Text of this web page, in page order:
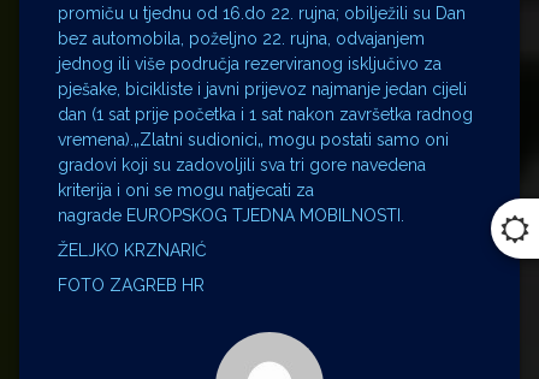
promiču u tjednu od 16.do 22. rujna; obilježili su Dan
bez automobila, poželjno 22. rujna, odvajanjem
jednog ili više područja rezerviranog isključivo za
pješake, bicikliste i javni prijevoz najmanje jedan cijeli
dan (1 sat prije početka i 1 sat nakon završetka radnog
vremena).„Zlatni sudionici„ mogu postati samo oni
gradovi koji su zadovoljili sva tri gore navedena
kriterija i oni se mogu natjecati za
nagrade EUROPSKOG TJEDNA MOBILNOSTI.
ŽELJKO KRZNARIĆ
FOTO ZAGREB HR